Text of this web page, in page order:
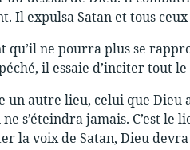
Il expulsa Satan et tous
qu’il ne pourra plus se
il essaie d’inciter tout
un autre lieu, celui que Dieu
s’éteindra jamais. C’est
la voix de Satan, Dieu